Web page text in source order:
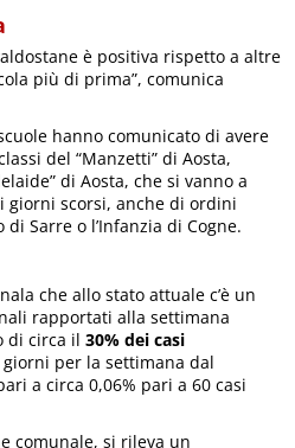
è positiva rispetto a altre
più di prima”, comunica
hanno comunicato di avere
del “Manzetti” di Aosta,
di Aosta, che si vanno a
giorni scorsi, anche di ordini
Sarre o l’Infanzia di Cogne.
che allo stato attuale c’è un
rapportati alla settimana
di circa il30% dei casi
giorni per la settimana dal
a circa 0,06% pari a 60 casi
comunale, si rileva un